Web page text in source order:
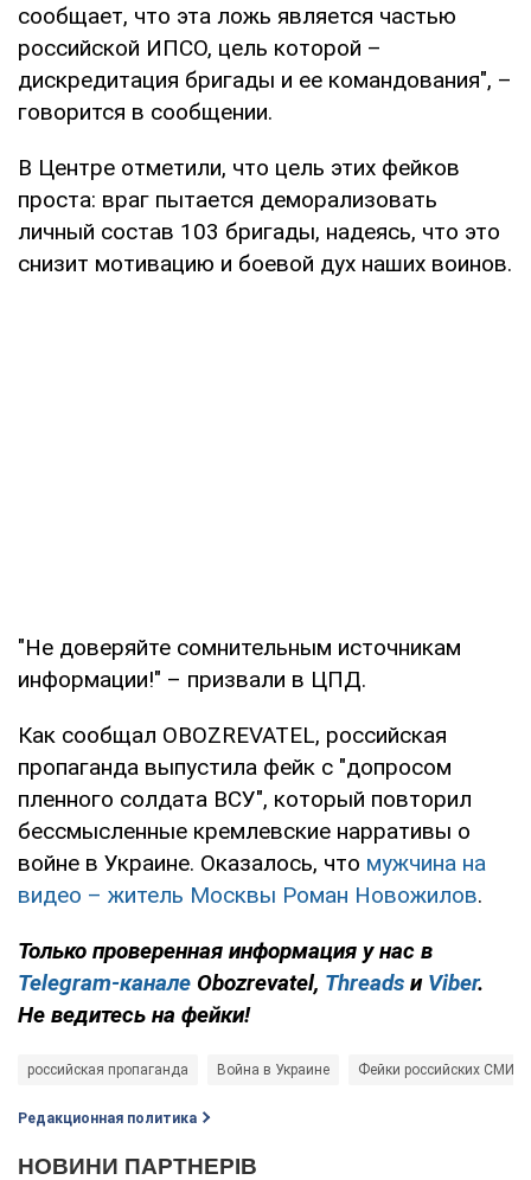
сообщает, что эта ложь является частью
российской ИПСО, цель которой –
дискредитация бригады и ее командования", –
говорится в сообщении.
В Центре отметили, что цель этих фейков
проста: враг пытается деморализовать
личный состав 103 бригады, надеясь, что это
снизит мотивацию и боевой дух наших воинов.
"Не доверяйте сомнительным источникам
информации!" – призвали в ЦПД.
Как сообщал OBOZREVATEL, российская
пропаганда выпустила фейк с "допросом
пленного солдата ВСУ", который повторил
бессмысленные кремлевские нарративы о
войне в Украине. Оказалось, что мужчина на
видео – житель Москвы Роман Новожилов.
Только проверенная информация у нас в
Telegram-канале Obozrevatel, Threads и Viber.
Не ведитесь на фейки!
российская пропаганда Война в Украине Фейки российских СМИ
Редакционная политика